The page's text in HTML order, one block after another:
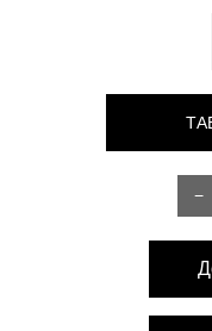
Довжина виробу
−